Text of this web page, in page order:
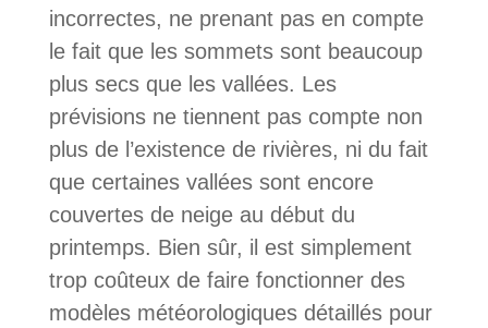
incorrectes, ne prenant pas en compte
le fait que les sommets sont beaucoup
plus secs que les vallées. Les
prévisions ne tiennent pas compte non
plus de l’existence de rivières, ni du fait
que certaines vallées sont encore
couvertes de neige au début du
printemps. Bien sûr, il est simplement
trop coûteux de faire fonctionner des
modèles météorologiques détaillés pour